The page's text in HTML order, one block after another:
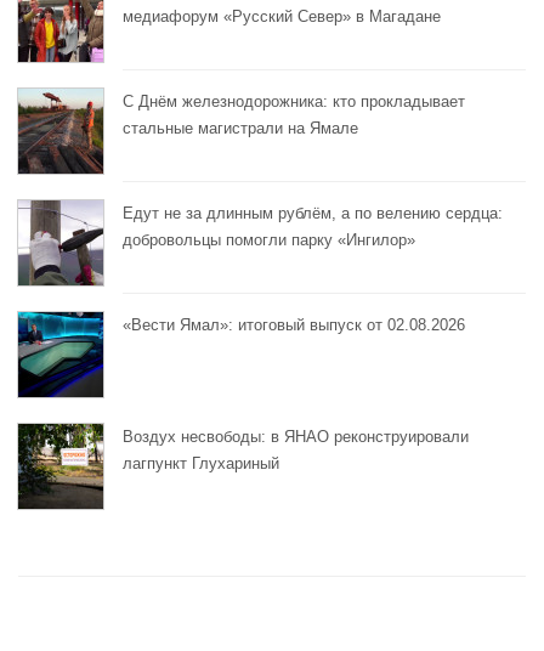
медиафорум «Русский Север» в Магадане
С Днём железнодорожника: кто прокладывает
стальные магистрали на Ямале
Едут не за длинным рублём, а по велению сердца:
добровольцы помогли парку «Ингилор»
«Вести Ямал»: итоговый выпуск от 02.08.2026
Воздух несвободы: в ЯНАО реконструировали
лагпункт Глухариный